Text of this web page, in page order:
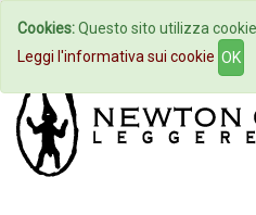
Home
Cookies:Questo sito utilizza
Leggi l'informativa sui cookie OK